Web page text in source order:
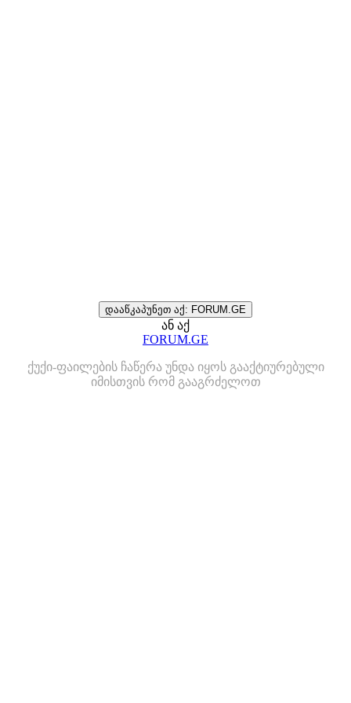
დააწკაპუნეთ აქ: FORUM.GE
ან აქ
FORUM.GE
ქუქი-ფაილების ჩაწერა უნდა იყოს გააქტიურებული
იმისთვის რომ გააგრძელოთ